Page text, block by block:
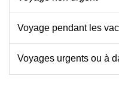
Voyage pendant les
Voyages urgents ou à